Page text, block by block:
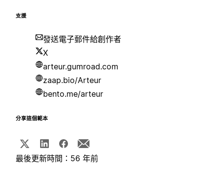
支援
發送電子郵件給創作者
X
arteur.gumroad.com
zaap.bio/Arteur
bento.me/arteur
分享這個範本
最後更新時間：56 年前